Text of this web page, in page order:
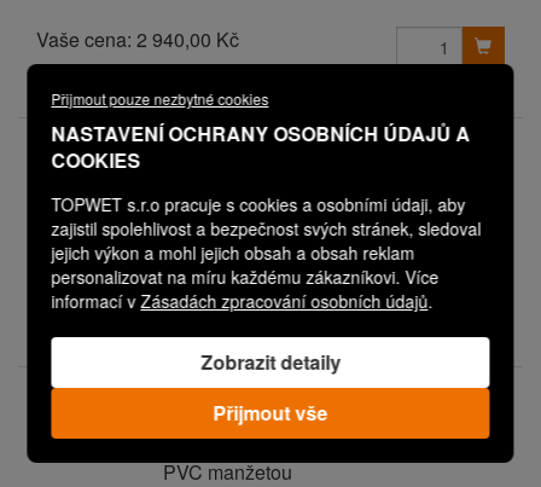
Přijmout pouze nezbytné cookies
NASTAVENÍ OCHRANY OSOBNÍCH ÚDAJŮ A
COOKIES
TOPWET s.r.o pracuje s cookies a osobními údaji, aby
zajistil spolehlivost a bezpečnost svých stránek, sledoval
jejich výkon a mohl jejich obsah a obsah reklam
personalizovat na míru každému zákazníkovi. Více
informací vZásadách zpracování osobních údajů.
Zobrazit detaily
Přijmout vše
Vaše cena: 2 940,00 Kč
V08P0626M0602PN00PD04
Svislá sanační vpust s integrovanou
PVC manžetou
Vaše cena:2 740,00 Kč
Expedice do 3 dnů
V08P0626M0602PN00PD11
TW SAN 90 PVC (PN00/PD11)
Svislá sanační vpust s integrovanou
PVC manžetou